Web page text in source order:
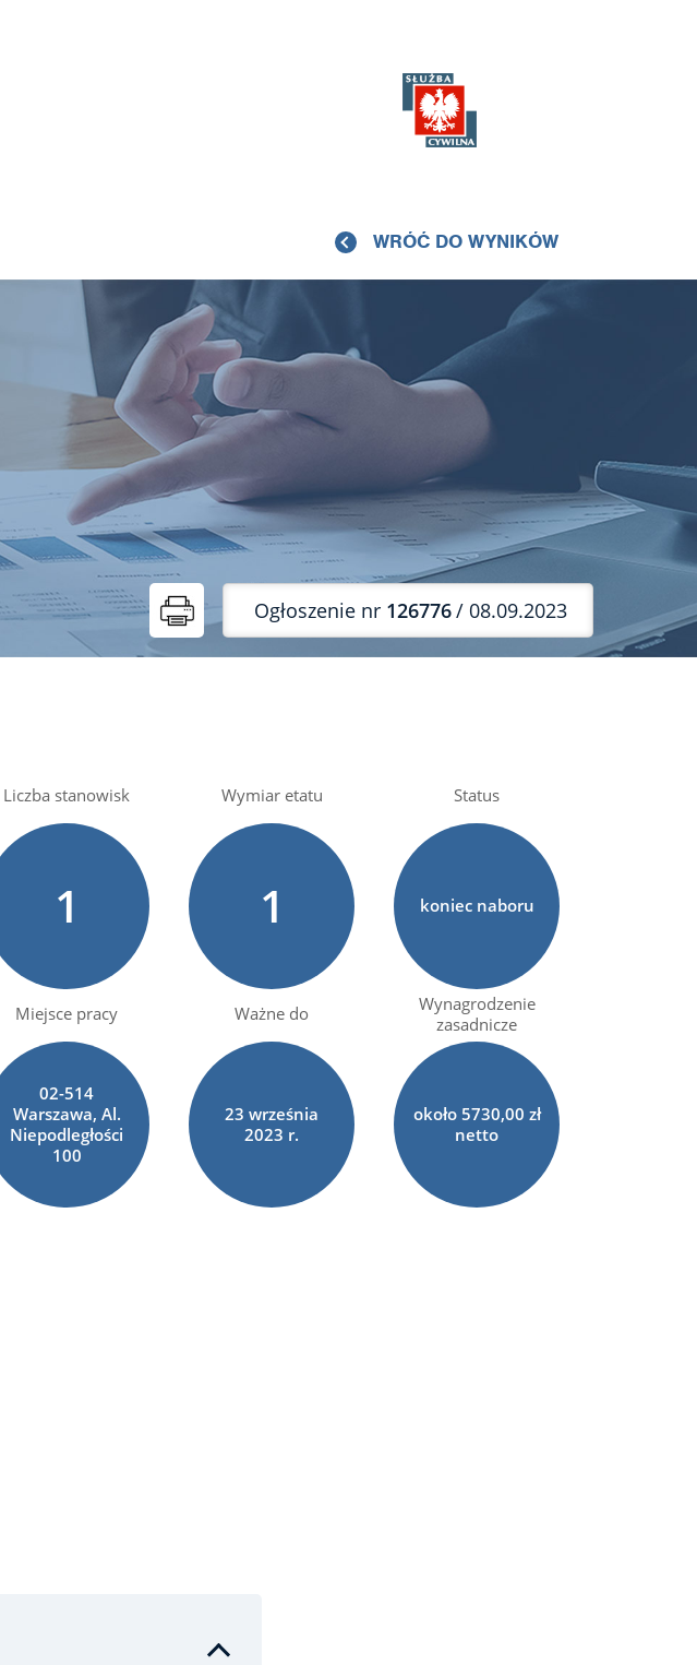
WRÓĆ DO WYNIKÓW
Ogłoszenie nr 126776/ 08.09.2023
Liczba stanowisk
1
Wymiar etatu
1
Status
koniec naboru
Miejsce pracy
02-514
Warszawa, Al.
Niepodległości
100
Ważne do
23września
2023 r.
Wynagrodzenie
zasadnicze
około 5730,00 zł
netto